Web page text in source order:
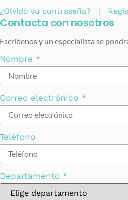
¿Olvidó su contraseña? |
Contacta con nosotros
Escríbenos y un especialista se
Nombre *
Correo electrónico *
Teléfono
Departamento *